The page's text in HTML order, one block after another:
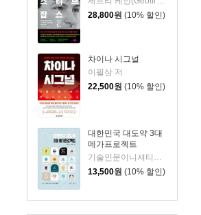
28,800원 (10% 할인)
차이나 시그널
이필상 저
22,500원 (10% 할인)
대한민국 대도약 3대
메가프로젝트
기술인문이니셔티브 집현 저
13,500원 (10% 할인)